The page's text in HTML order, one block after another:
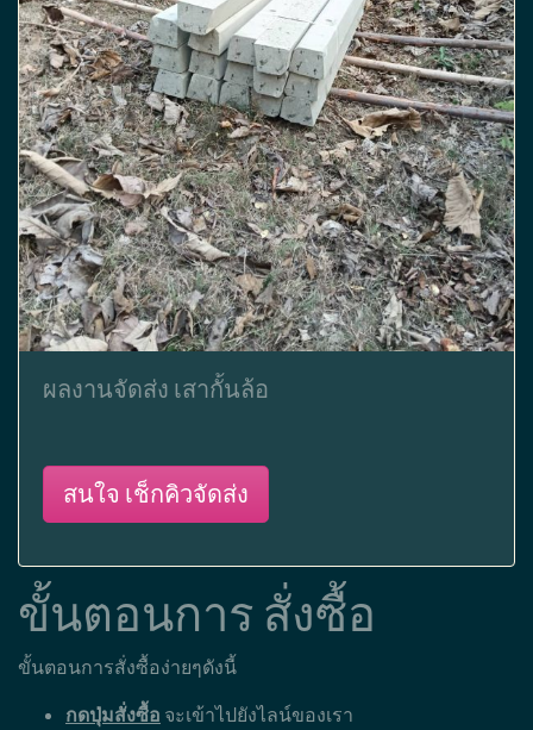
ผลงานจัดส่ง เสากั้นล้อ
สนใจ เช็กคิวจัดส่ง
ขั้นตอนการ สั่งซื้อ
ขั้นตอนการสั่งซื้อง่ายๆดังนี้
กดปุ่มสั่งซื้อ จะเข้าไปยังไลน์ของเรา